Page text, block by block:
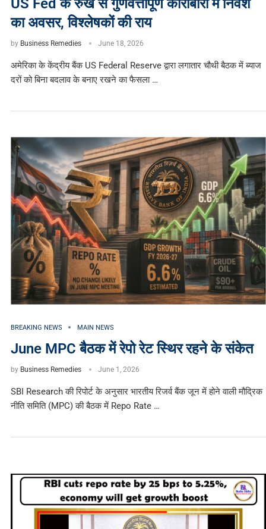
US Fed के रुख से गुणवत्तापूर्ण कारोबारों में निवेश
का अवसर, विश्लेषकों की राय
by Business Remedies June 18, 2026
अमेरिका के केंद्रीय बैंक US Federal Reserve द्वारा लगातार चौथी बैठक में ब्याज
दरों को बिना बदलाव के बनाए रखने का फैसला …
BREAKING NEWS MAIN NEWS
June MPC बैठक में रेपो रेट स्थिर रहने के संकेत
by Business Remedies June 1, 2026
SBI Research की रिपोर्ट के अनुसार भारतीय रिजर्व बैंक जून में होने वाली मौद्रिक
नीति समिति (MPC) की बैठक में Repo Rate …